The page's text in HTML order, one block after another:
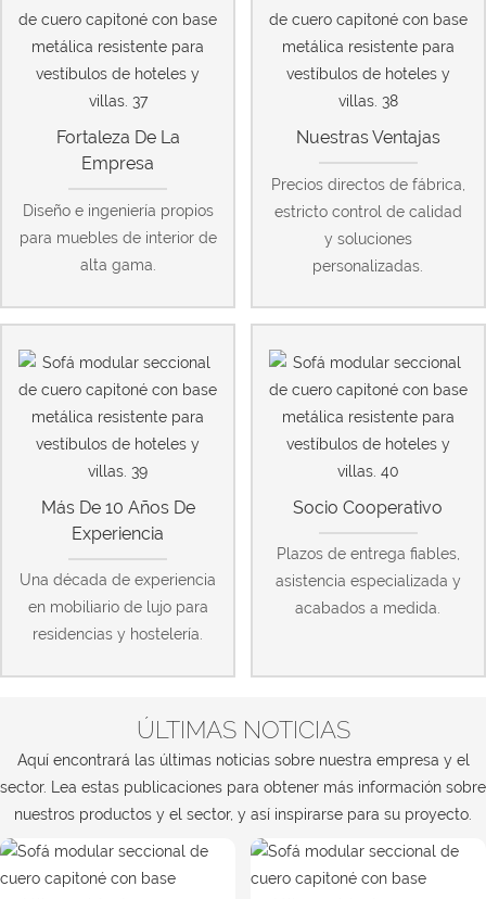
Fortaleza De La
Empresa
Diseño e ingeniería propios
para muebles de interior de
alta gama.
Nuestras Ventajas
Precios directos de fábrica,
estricto control de calidad
y soluciones
personalizadas.
Más De 10 Años De
Experiencia
Una década de experiencia
en mobiliario de lujo para
residencias y hostelería.
Socio Cooperativo
Plazos de entrega fiables,
asistencia especializada y
acabados a medida.
ÚLTIMAS NOTICIAS
Aquí encontrará las últimas noticias sobre nuestra empresa y el
sector. Lea estas publicaciones para obtener más información sobre
nuestros productos y el sector, y así inspirarse para su proyecto.